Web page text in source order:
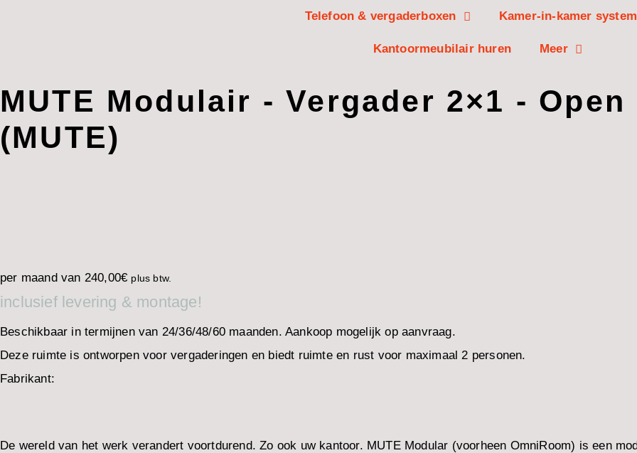
Telefoon & vergaderboxen Kamer-in-kamer
Kantoormeubilair huren Meer
MUTE Modulair - Vergader 2×1 -
(MUTE)
per maand van 240,00€ plus btw.
inclusief levering & montage!
Beschikbaar in termijnen van 24/36/48/60 maanden. Aankoop mogelijk op aanvraag.
Deze ruimte is ontworpen voor vergaderingen en biedt ruimte en rust voor maximaal 2 personen.
Fabrikant:
De wereld van het werk verandert voortdurend. Zo ook uw kantoor. MUTE Modular (voorheen OmniRoom) is een